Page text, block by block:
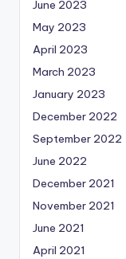
June 2023
May 2023
April 2023
March 2023
January 2023
December 2022
September 2022
June 2022
December 2021
November 2021
June 2021
April 2021